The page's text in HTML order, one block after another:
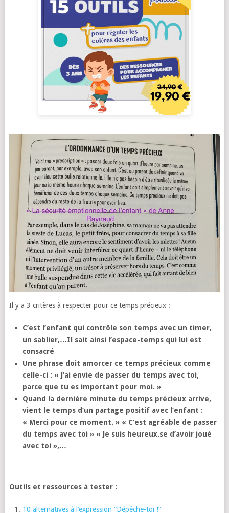
Il y a 3 critères à respecter pour ce temps précieux :
C’est l’enfant qui contrôle son temps avec un timer,
un sablier,…Il sait ainsi l’espace-temps qui lui est
consacré
Une phrase doit amorcer ce temps précieux comme
celle-ci : « J’ai envie de passer du temps avec toi,
parce que tu es important pour moi. »
Quand la dernière minute du temps précieux arrive,
vient le temps d’un partage positif avec l’enfant :
« Merci pour ce moment. » « C’est agréable de passer
du temps avec toi » « Je suis heureux.se d’avoir joué
avec toi »,…
Outils et ressources à tester :
10 alternatives à l’expression “Dépêche-toi !”